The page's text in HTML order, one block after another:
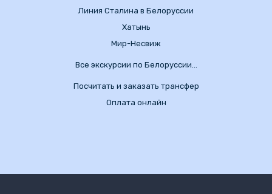
Линия Сталина в Белоруссии
Хатынь
Мир-Несвиж
Все экскурсии по Белоруссии…
Посчитать и заказать трансфер
Оплата онлайн